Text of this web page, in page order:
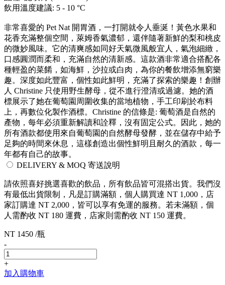
飲用溫度建議: 5 - 10 °C
非常喜愛的 Pet Nat 開胃酒，一打開就令人垂涎！黃色水果和
花香充滿整個空間，萊姆香氣濃郁，還伴隨著新鮮的梨和桃皮
的微妙風味。它的清爽感如同好天氣微風般宜人，氣泡細緻，
口感圓潤而柔和，充滿自然的清新感。這款酒非常適合搭配各
種輕盈的菜餚，如海鮮，沙拉或白肉，為你的餐飲增添無窮樂
趣。深度如此豐富，個性如此鮮明，充滿了探索的樂趣！創辦
人 Christine 只使用野生酵母，從不進行澄清或過濾。她的酒
標展示了她在葡萄園周圍收集的當地植物，手工印刷於布料
上，再數位化製作酒標。Christine 的信條是: 葡萄酒是自然的
產物，每年必須重新解讀和詮釋，沒有固定公式。因此，她的
所有酒款都使用來自葡萄園的自然酵母發酵，並在儲存中給予
足夠的時間來休息，這樣創造出個性鮮明且耐久的酒款，每一
年都有自己的故事。
DELIVERY & MOQ 寄送說明
請依照喜好挑選喜歡的飲品，所有飲品皆可混搭出貨。我們沒
有最低出貨限制，凡是訂購滿額，個人購買達 NT 1,000，店
家訂購達 NT 2,000，皆可以享有免運的服務。若未滿額，個
人需酌收 NT 180 運費，店家則需酌收 NT 150 運費。
NT 1450 /瓶
-
+
加入購物車